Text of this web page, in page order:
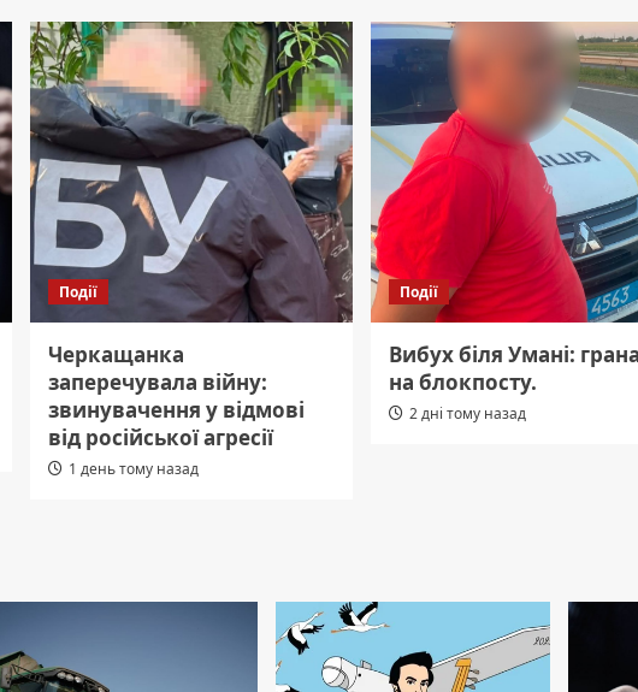
Події
Черкащанка
заперечувала війну:
звинувачення у відмові
від російської агресії
1 день тому назад
Події
Вибух біля Умані:
на блокпосту.
2 дні тому назад